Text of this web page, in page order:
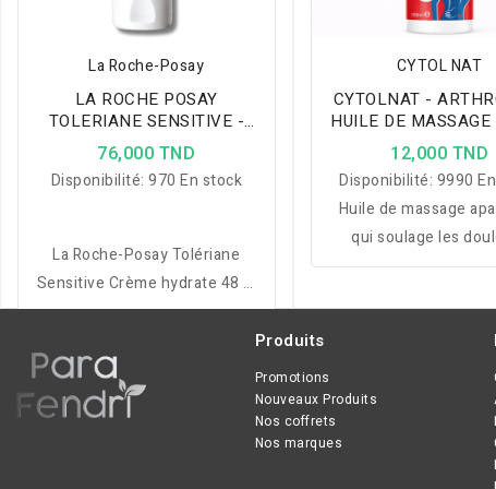
La Roche-Posay
LA ROCHE POSAY
TOLERIANE SENSITIVE -
SOIN HYDRATANT
APAISANT 40ML
76,000 TND
Disponibilité:970 En stock
La Roche-Posay Tolériane
Sensitive Crème hydrate 48 h,
apaise les peaux ultra-
barrière cutanée avec une
formule haute tolérance
adaptée à toute la famille.
CYTOL NAT
CYTOLNAT -
HUILE DE
12,000 TND
Disponibilité: 9990
Huile de massage
qui soulage les
articulaires,
sensation de
Produits
Promotions
Nouveaux Produits
Nos coffrets
Nos marques